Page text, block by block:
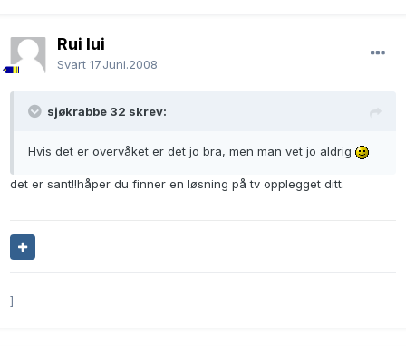
Rui lui
Svart 17.Juni.2008
sjøkrabbe 32 skrev:
Hvis det er overvåket er det jo bra, men man vet jo aldrig
det er sant!!håper du finner en løsning på tv opplegget ditt.
]